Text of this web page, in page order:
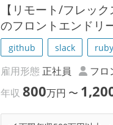
【リモート/フレッ
のフロントエンドリ
github slack ruby
雇用形態 正社員 フロ
年収800万円 〜